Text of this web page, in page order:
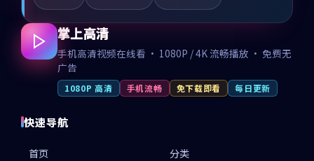
掌上高清
手机高清视频在线看 · 1080P / 4K 流畅播放 · 免费无
广告
1080P 高清 手机流畅 免下载即看 每日更新
快速导航
首页 分类